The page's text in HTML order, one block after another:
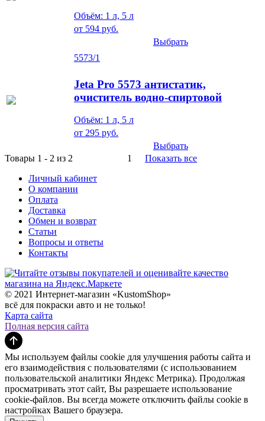
Объём: 1 л, 5 л
от 594 руб.
Выбрать
5573/1
Jeta Pro 5573 антистатик,
очиститель водно-спиртовой
Объём: 1 л, 5 л
от 295 руб.
Выбрать
Товары 1 - 2 из 2
1
Показать все
Личный кабинет
О компании
Оплата
Доставка
Обмен и возврат
Статьи
Вопросы и ответы
Контакты
© 2021 Интернет-магазин «KustomShop»
всё для покраски авто и не только!
Карта сайта
Полная версия сайта
Мы используем файлы cookie для улучшения работы сайта и
его взаимодействия с пользователями (с использованием
пользовательской аналитики Яндекс Метрика). Продолжая
просматривать этот сайт, Вы разрешаете использование
cookie-файлов. Вы всегда можете отключить файлы cookie в
настройках Вашего браузера.